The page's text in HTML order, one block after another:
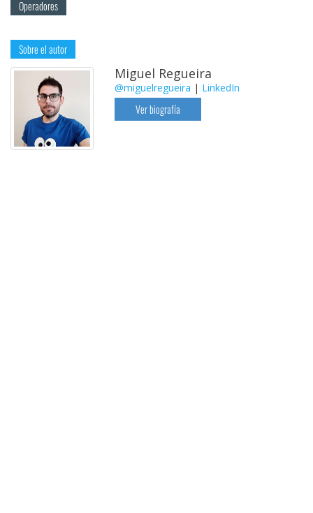
Operadores
Sobre el autor
Miguel Regueira
@miguelregueira | LinkedIn
Ver biografía